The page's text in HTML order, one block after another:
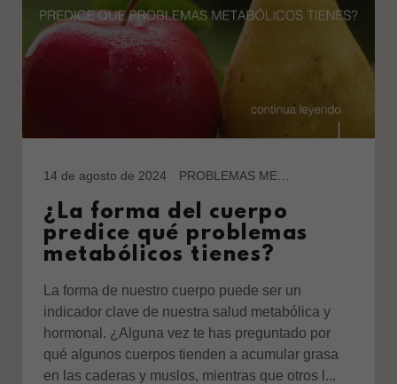
14 de agosto de 2024
¿La forma del cuerpo
predice qué problemas
metabólicos tienes?
La forma de nuestro cuerpo puede ser un
indicador clave de nuestra salud metabólica y
hormonal. ¿Alguna vez te has preguntado por
qué algunos cuerpos tienden a acumular grasa
en las caderas y muslos, mientras que otros l...